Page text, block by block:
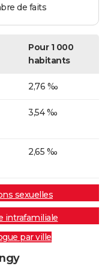
de faits
Pour 1 000
habitants
2,76 ‰
3,54 ‰
2,65 ‰
sexuelles
intrafamiliale
par ville